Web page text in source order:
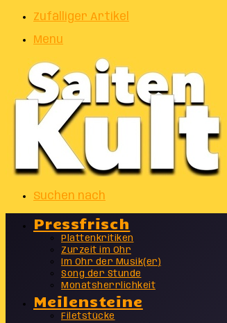
Zufälliger Artikel
Menu
Suchen nach
Pressfrisch
Plattenkritiken
Zurzeit im Ohr
Im Ohr der Musik(er)
Song der Stunde
Monatsherrlichkeit
Meilensteine
Filetstücke